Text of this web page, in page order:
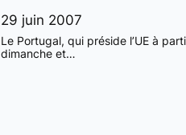
29 juin 2007
Le Portugal, qui préside l’UE à
dimanche et…